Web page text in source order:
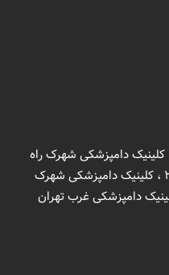
دامپزشکی شهرک راه
آهن ، کلینیک دامپزشکی منطقه 22 ، کلینیک دامپزشکی شهرک
دامپزشکی غرب تهران